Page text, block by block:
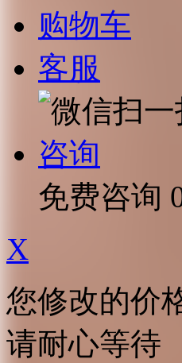
购物车
客服
咨询
免费咨询
X
您修改的价
请耐心等待